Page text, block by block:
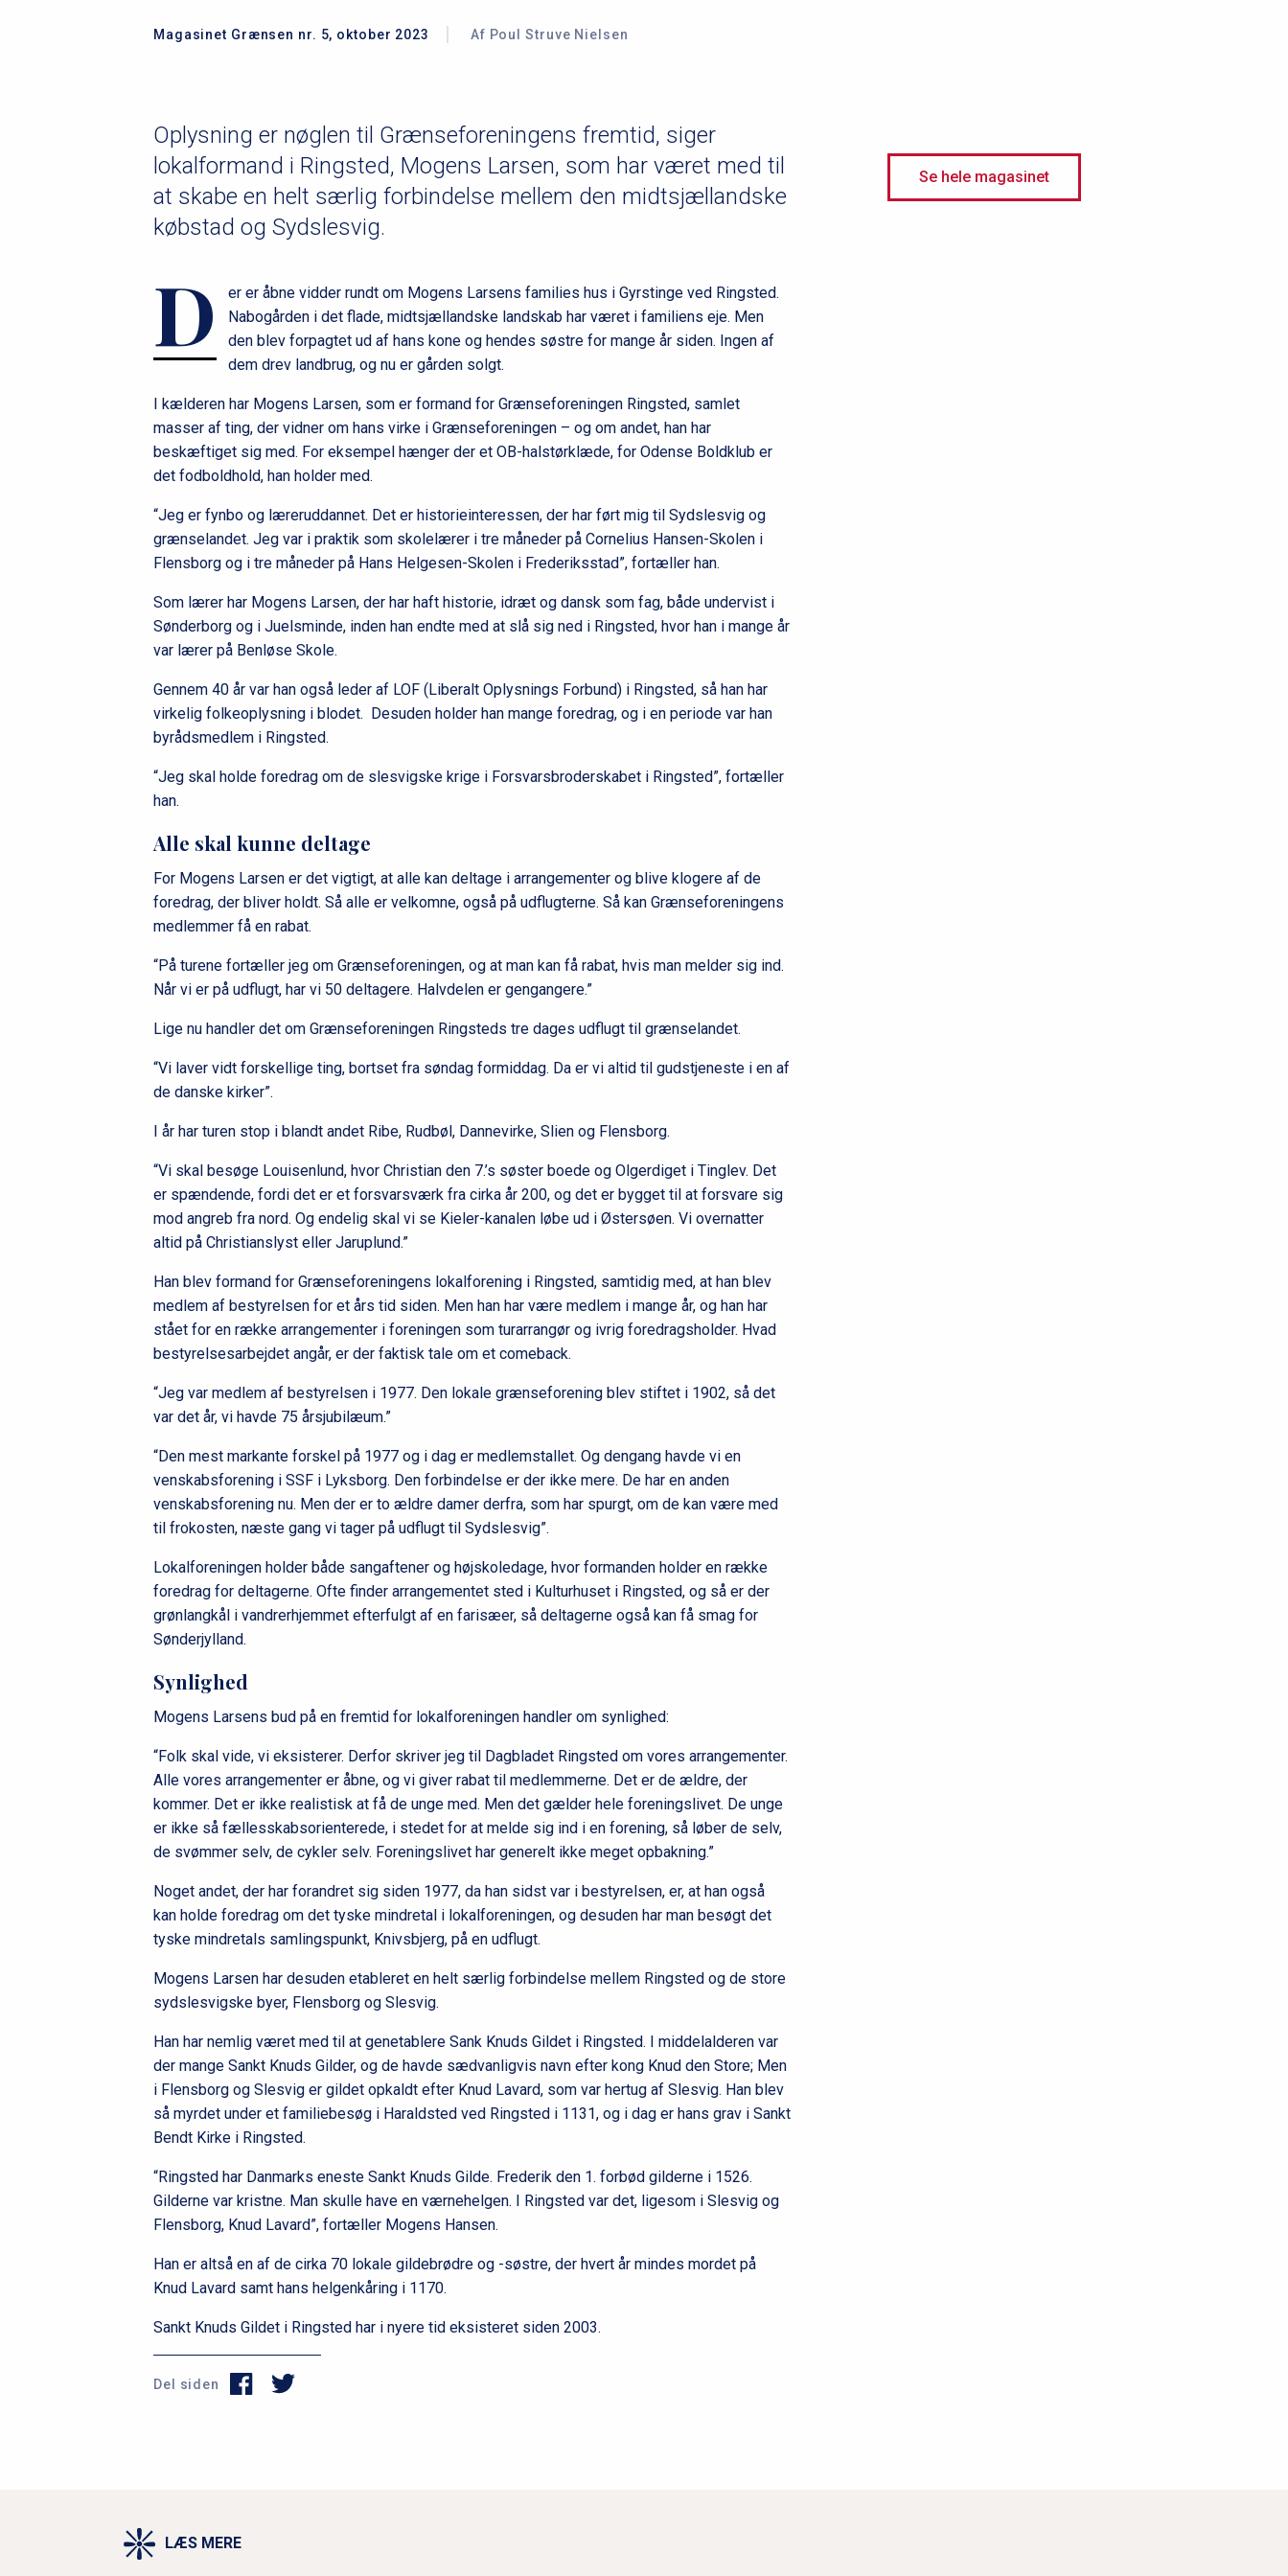
Magasinet Grænsen nr. 5, oktober 2023 Af Poul Struve Nielsen
Oplysning er nøglen til Grænseforeningens fremtid, siger
lokalformand i Ringsted, Mogens Larsen, som har været med til
at skabe en helt særlig forbindelse mellem den midtsjællandske
købstad og Sydslesvig.
D
er er åbne vidder rundt om Mogens Larsens families hus i Gyrstinge ved Ringsted.
Nabogården i det flade, midtsjællandske landskab har været i familiens eje. Men
den blev forpagtet ud af hans kone og hendes søstre for mange år siden. Ingen af
dem drev landbrug, og nu er gården solgt.
I kælderen har Mogens Larsen, som er formand for Grænseforeningen Ringsted, samlet
masser af ting, der vidner om hans virke i Grænseforeningen – og om andet, han har
beskæftiget sig med. For eksempel hænger der et OB-halstørklæde, for Odense Boldklub er
det fodboldhold, han holder med.
“Jeg er fynbo og læreruddannet. Det er historieinteressen, der har ført mig til Sydslesvig og
grænselandet. Jeg var i praktik som skolelærer i tre måneder på Cornelius Hansen-Skolen i
Flensborg og i tre måneder på Hans Helgesen-Skolen i Frederiksstad”, fortæller han.
Som lærer har Mogens Larsen, der har haft historie, idræt og dansk som fag, både undervist i
Sønderborg og i Juelsminde, inden han endte med at slå sig ned i Ringsted, hvor han i mange år
var lærer på Benløse Skole.
Gennem 40 år var han også leder af LOF (Liberalt Oplysnings Forbund) i Ringsted, så han har
virkelig folkeoplysning i blodet. Desuden holder han mange foredrag, og i en periode var han
byrådsmedlem i Ringsted.
“Jeg skal holde foredrag om de slesvigske krige i Forsvarsbroderskabet i Ringsted”, fortæller
han.
Alle skal kunne deltage
For Mogens Larsen er det vigtigt, at alle kan deltage i arrangementer og blive klogere af de
foredrag, der bliver holdt. Så alle er velkomne, også på udflugterne. Så kan Grænseforeningens
medlemmer få en rabat.
“På turene fortæller jeg om Grænseforeningen, og at man kan få rabat, hvis man melder sig ind.
Når vi er på udflugt, har vi 50 deltagere. Halvdelen er gengangere.”
Lige nu handler det om Grænseforeningen Ringsteds tre dages udflugt til grænselandet.
“Vi laver vidt forskellige ting, bortset fra søndag formiddag. Da er vi altid til gudstjeneste i en af
de danske kirker”.
I år har turen stop i blandt andet Ribe, Rudbøl, Dannevirke, Slien og Flensborg.
“Vi skal besøge Louisenlund, hvor Christian den 7.’s søster boede og Olgerdiget i Tinglev. Det
er spændende, fordi det er et forsvarsværk fra cirka år 200, og det er bygget til at forsvare sig
mod angreb fra nord. Og endelig skal vi se Kieler-kanalen løbe ud i Østersøen. Vi overnatter
altid på Christianslyst eller Jaruplund.”
Han blev formand for Grænseforeningens lokalforening i Ringsted, samtidig med, at han blev
medlem af bestyrelsen for et års tid siden. Men han har være medlem i mange år, og han har
stået for en række arrangementer i foreningen som turarrangør og ivrig foredragsholder. Hvad
bestyrelsesarbejdet angår, er der faktisk tale om et comeback.
“Jeg var medlem af bestyrelsen i 1977. Den lokale grænseforening blev stiftet i 1902, så det
var det år, vi havde 75 årsjubilæum.”
“Den mest markante forskel på 1977 og i dag er medlemstallet. Og dengang havde vi en
venskabsforening i SSF i Lyksborg. Den forbindelse er der ikke mere. De har en anden
venskabsforening nu. Men der er to ældre damer derfra, som har spurgt, om de kan være med
til frokosten, næste gang vi tager på udflugt til Sydslesvig”.
Lokalforeningen holder både sangaftener og højskoledage, hvor formanden holder en række
foredrag for deltagerne. Ofte finder arrangementet sted i Kulturhuset i Ringsted, og så er der
grønlangkål i vandrerhjemmet efterfulgt af en farisæer, så deltagerne også kan få smag for
Sønderjylland.
Synlighed
Mogens Larsens bud på en fremtid for lokalforeningen handler om synlighed:
“Folk skal vide, vi eksisterer. Derfor skriver jeg til Dagbladet Ringsted om vores arrangementer.
Alle vores arrangementer er åbne, og vi giver rabat til medlemmerne. Det er de ældre, der
kommer. Det er ikke realistisk at få de unge med. Men det gælder hele foreningslivet. De unge
er ikke så fællesskabsorienterede, i stedet for at melde sig ind i en forening, så løber de selv,
de svømmer selv, de cykler selv. Foreningslivet har generelt ikke meget opbakning.”
Noget andet, der har forandret sig siden 1977, da han sidst var i bestyrelsen, er, at han også
kan holde foredrag om det tyske mindretal i lokalforeningen, og desuden har man besøgt det
tyske mindretals samlingspunkt, Knivsbjerg, på en udflugt.
Mogens Larsen har desuden etableret en helt særlig forbindelse mellem Ringsted og de store
sydslesvigske byer, Flensborg og Slesvig.
Han har nemlig været med til at genetablere Sank Knuds Gildet i Ringsted. I middelalderen var
der mange Sankt Knuds Gilder, og de havde sædvanligvis navn efter kong Knud den Store; Men
i Flensborg og Slesvig er gildet opkaldt efter Knud Lavard, som var hertug af Slesvig. Han blev
så myrdet under et familiebesøg i Haraldsted ved Ringsted i 1131, og i dag er hans grav i Sankt
Bendt Kirke i Ringsted.
“Ringsted har Danmarks eneste Sankt Knuds Gilde. Frederik den 1. forbød gilderne i 1526.
Gilderne var kristne. Man skulle have en værnehelgen. I Ringsted var det, ligesom i Slesvig og
Flensborg, Knud Lavard”, fortæller Mogens Hansen.
Han er altså en af de cirka 70 lokale gildebrødre og -søstre, der hvert år mindes mordet på
Knud Lavard samt hans helgenkåring i 1170.
Sankt Knuds Gildet i Ringsted har i nyere tid eksisteret siden 2003.
Del siden
Se hele magasinet
LÆS MERE